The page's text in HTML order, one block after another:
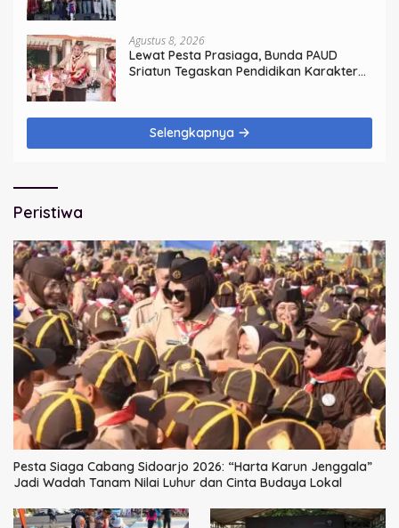
Agustus 8, 2026
Lewat Pesta Prasiaga, Bunda PAUD
Sriatun Tegaskan Pendidikan Karakter
Selengkapnya
Peristiwa
Pesta Siaga Cabang Sidoarjo 2026: “Harta Karun Jenggala”
Jadi Wadah Tanam Nilai Luhur dan Cinta Budaya Lokal